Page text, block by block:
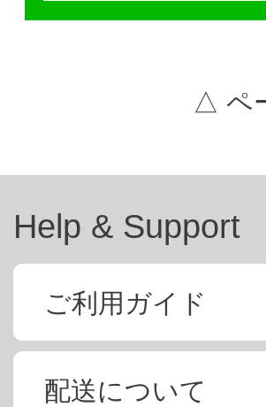
△ ペ
Help & Support
ご利用ガイド
配送について